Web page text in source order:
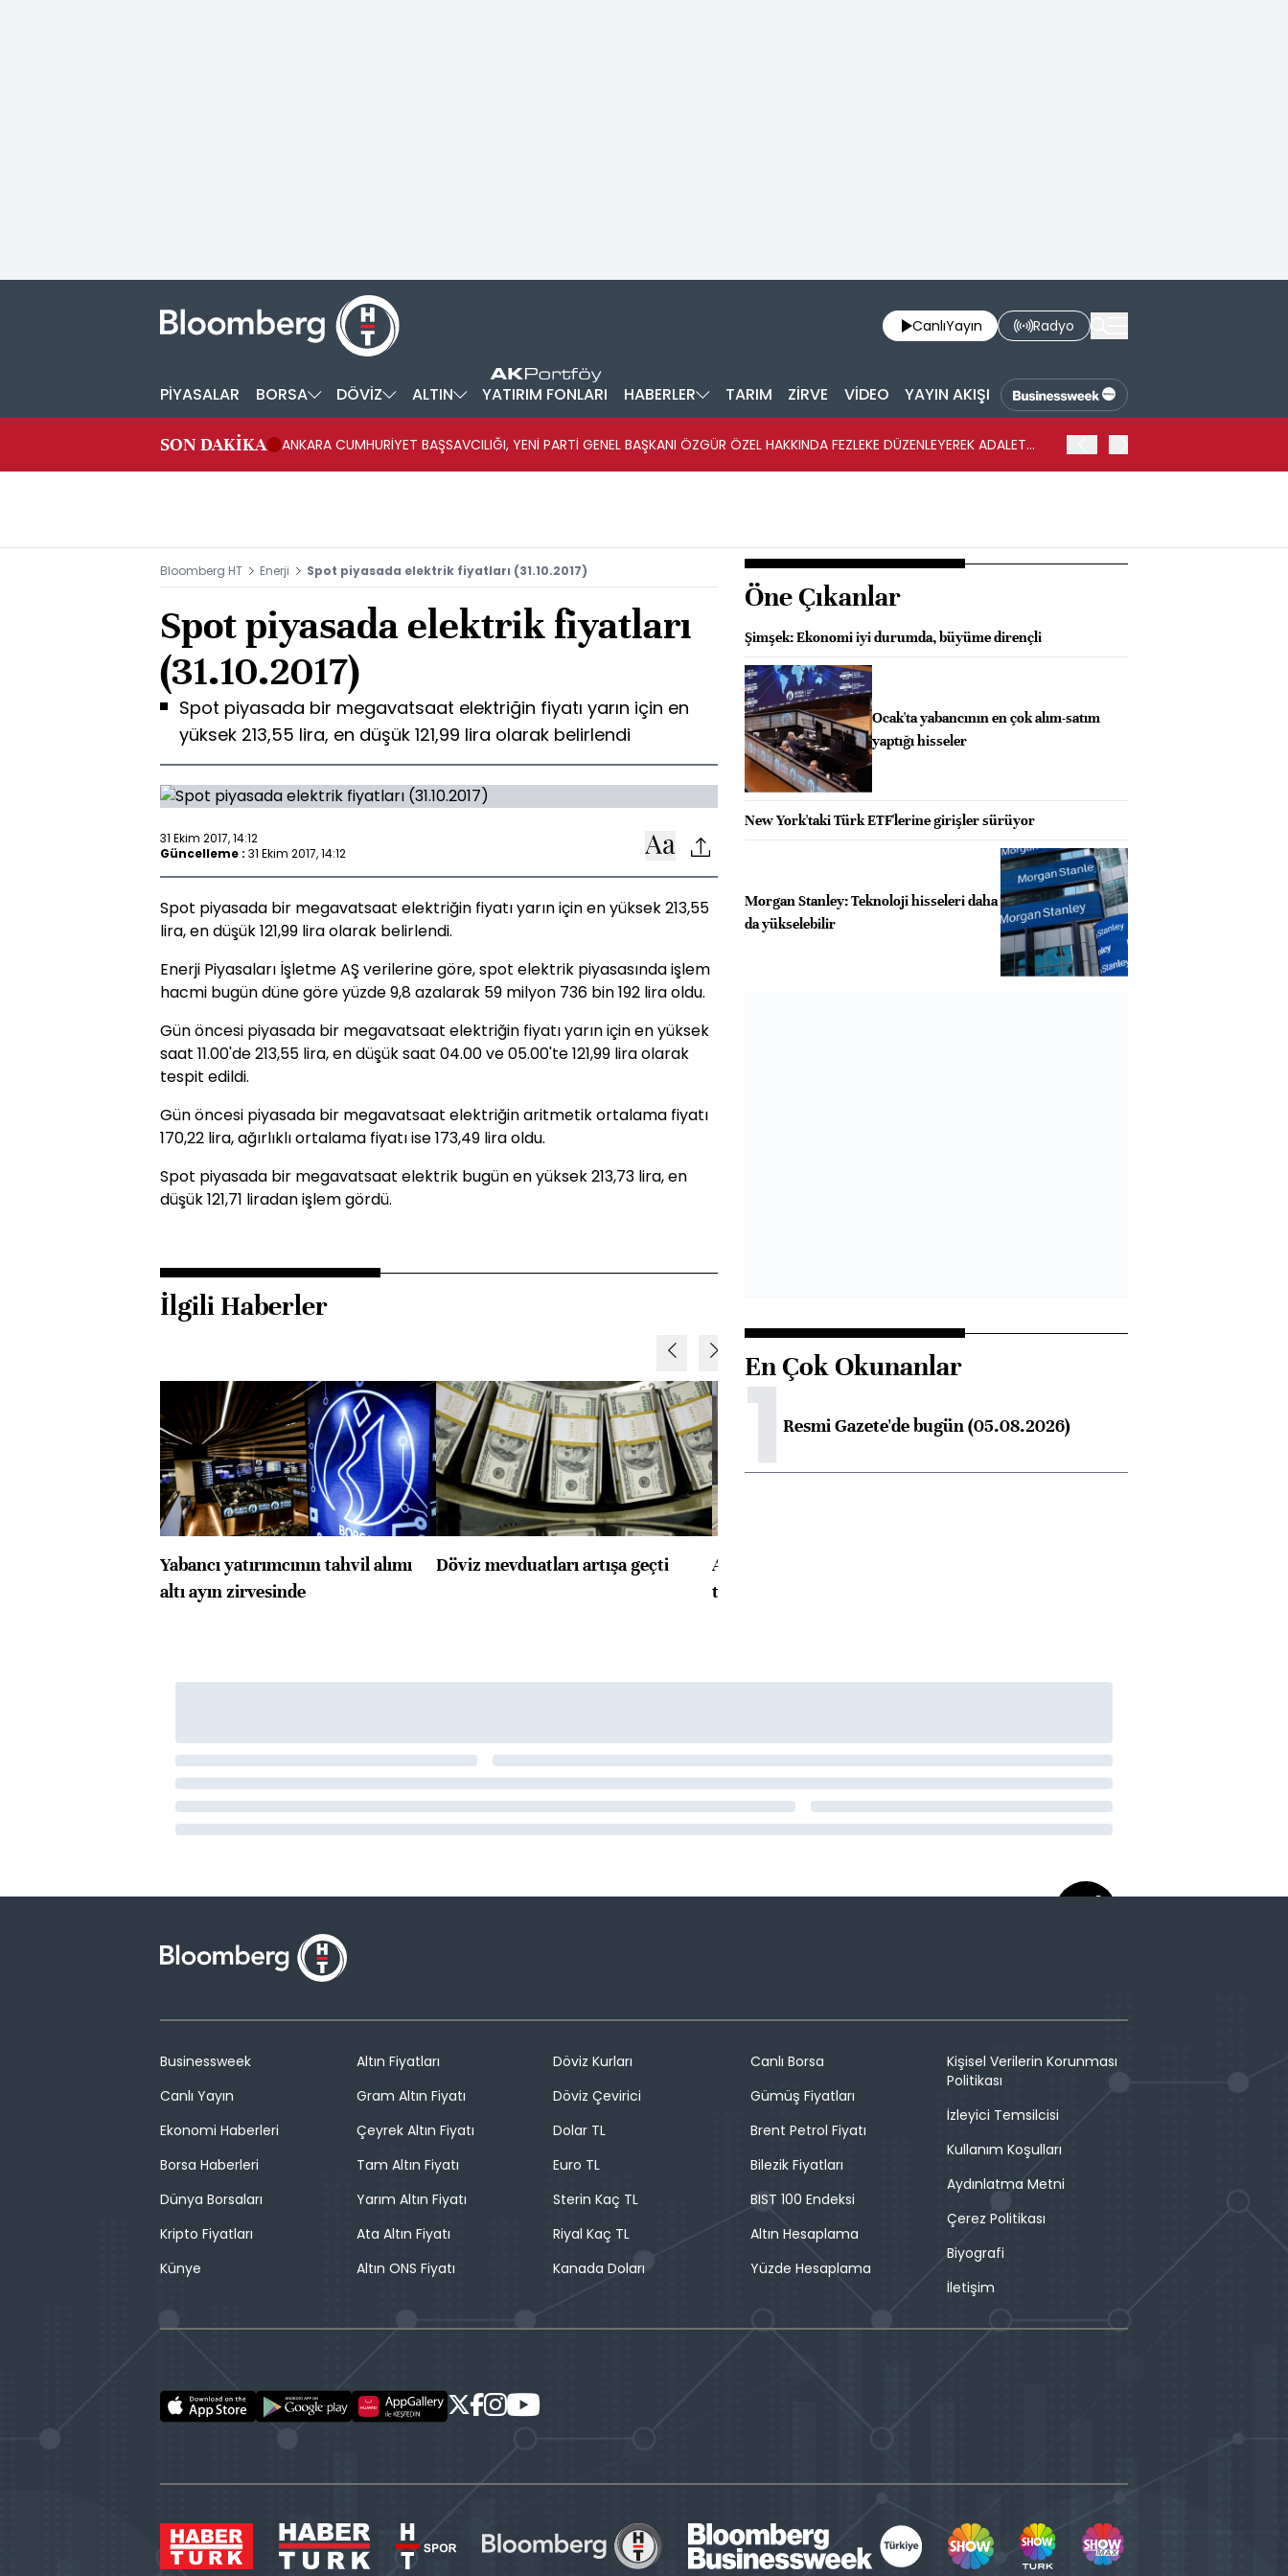
CanlıYayın Radyo
PİYASALAR BORSA DÖVİZ ALTIN YATIRIM FONLARI HABERLER TARIM ZİRVE VİDEO YAYIN AKIŞI
SON DAKİKA
ANKARA CUMHURİYET BAŞSAVCILIĞI, YENİ PARTİ GENEL BAŞKANI ÖZGÜR ÖZEL HAKKINDA FEZLEKE DÜZENLEYEREK ADALET
Bloomberg HT Enerji Spot piyasada elektrik fiyatları (31.10.2017)
Spot piyasada elektrik fiyatları
(31.10.2017)
Spot piyasada bir megavatsaat elektriğin fiyatı yarın için en
yüksek 213,55 lira, en düşük 121,99 lira olarak belirlendi
31 Ekim 2017, 14:12
Güncelleme : 31 Ekim 2017, 14:12
Spot piyasada bir megavatsaat elektriğin fiyatı yarın için en yüksek 213,55
lira, en düşük 121,99 lira olarak belirlendi.
Enerji Piyasaları İşletme AŞ verilerine göre, spot elektrik piyasasında işlem
hacmi bugün düne göre yüzde 9,8 azalarak 59 milyon 736 bin 192 lira oldu.
Gün öncesi piyasada bir megavatsaat elektriğin fiyatı yarın için en yüksek
saat 11.00'de 213,55 lira, en düşük saat 04.00 ve 05.00'te 121,99 lira olarak
tespit edildi.
Gün öncesi piyasada bir megavatsaat elektriğin aritmetik ortalama fiyatı
170,22 lira, ağırlıklı ortalama fiyatı ise 173,49 lira oldu.
Spot piyasada bir megavatsaat elektrik bugün en yüksek 213,73 lira, en
düşük 121,71 liradan işlem gördü.
İlgili Haberler
Yabancı yatırımcının tahvil alımı
altı ayın zirvesinde
Döviz mevduatları artışa geçti
ABD'de konut başlangıçları
toparlandı
konusunda Unicredit ile
Öne Çıkanlar
Şimşek: Ekonomi iyi durumda, büyüme dirençli
Ocak'ta yabancının en çok alım-satım
yaptığı hisseler
New York'taki Türk ETF'lerine girişler sürüyor
Morgan Stanley: Teknoloji hisseleri daha
da yükselebilir
En Çok Okunanlar
1Resmi Gazete'de bugün (05.08.2026)
Businessweek
Canlı Yayın
Ekonomi Haberleri
Borsa Haberleri
Dünya Borsaları
Kripto Fiyatları
Künye
Altın Fiyatları
Gram Altın Fiyatı
Çeyrek Altın Fiyatı
Tam Altın Fiyatı
Yarım Altın Fiyatı
Ata Altın Fiyatı
Altın ONS Fiyatı
Döviz Kurları
Döviz Çevirici
Dolar TL
Euro TL
Sterin Kaç TL
Riyal Kaç TL
Kanada Doları
Canlı Borsa
Gümüş Fiyatları
Brent Petrol Fiyatı
Bilezik Fiyatları
BIST 100 Endeksi
Altın Hesaplama
Yüzde Hesaplama
Kişisel Verilerin Korunması
Politikası
İzleyici Temsilcisi
Kullanım Koşulları
Aydınlatma Metni
Çerez Politikası
Biyografi
İletişim